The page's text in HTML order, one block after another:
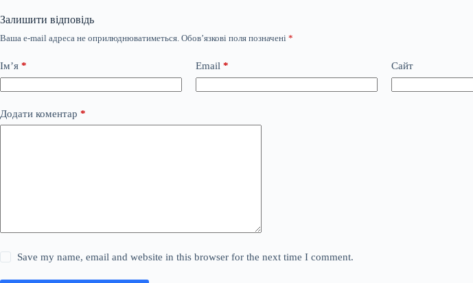
Залишити відповідь
Ваша e-mail адреса не оприлюднюватиметься. Обов’язкові поля позначені *
Ім’я * Email * Сайт
Додати коментар *
Save my name, email and website in this browser for the next time I comment.